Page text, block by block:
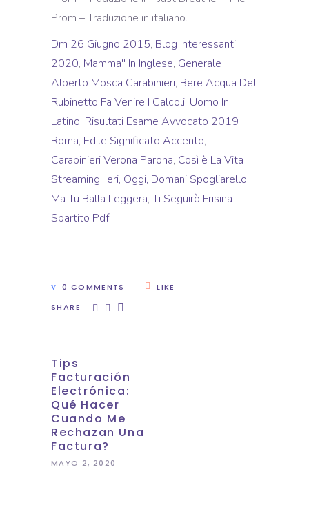
Dm 26 Giugno 2015, Blog Interessanti
2020, Mamma'' In Inglese, Generale
Alberto Mosca Carabinieri, Bere Acqua Del
Rubinetto Fa Venire I Calcoli, Uomo In
Latino, Risultati Esame Avvocato 2019
Roma, Edile Significato Accento,
Carabinieri Verona Parona, Così è La Vita
Streaming, Ieri, Oggi, Domani Spogliarello,
Ma Tu Balla Leggera,Ti Seguirò Frisina
Spartito Pdf,
0 COMMENTS
LIKE
SHARE
Tips
Facturación
Electrónica:
Qué Hacer
Cuando Me
Rechazan Una
Factura?
MAYO 2, 2020